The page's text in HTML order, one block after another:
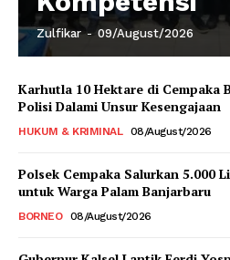
Zulfikar - 09/August/2026
Karhutla 10 Hektare di Cempaka
Polisi Dalami Unsur Kesengajaan
HUKUM & KRIMINAL 08/August/2026
Polsek Cempaka Salurkan 5.000
untuk Warga Palam Banjarbaru
BORNEO 08/August/2026